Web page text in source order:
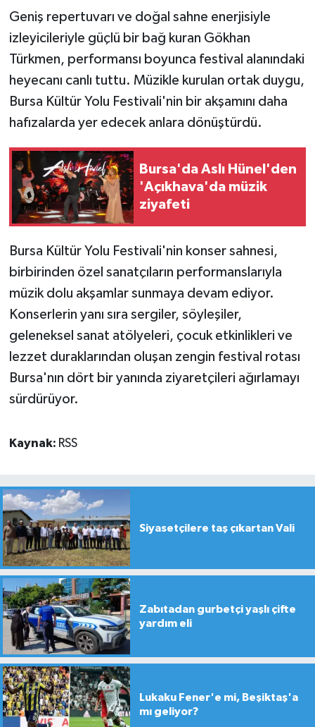
Geniş repertuvarı ve doğal sahne enerjisiyle
izleyicileriyle güçlü bir bağ kuran Gökhan
Türkmen, performansı boyunca festival alanındaki
heyecanı canlı tuttu. Müzikle kurulan ortak duygu,
Bursa Kültür Yolu Festivali'nin bir akşamını daha
hafızalarda yer edecek anlara dönüştürdü.
Bursa'da Aslı Hünel'den
'Açıkhava'da müzik
ziyafeti
Bursa Kültür Yolu Festivali'nin konser sahnesi,
birbirinden özel sanatçıların performanslarıyla
müzik dolu akşamlar sunmaya devam ediyor.
Konserlerin yanı sıra sergiler, söyleşiler,
geleneksel sanat atölyeleri, çocuk etkinlikleri ve
lezzet duraklarından oluşan zengin festival rotası
Bursa'nın dört bir yanında ziyaretçileri ağırlamayı
sürdürüyor.
Kaynak: RSS
Siyasetçilere taş çıkartan Vali
Zabıtadan gurbetçi yaşlı çifte
yardım eli
Lukaku Fener'e mi, Beşiktaş'a
mı geliyor?